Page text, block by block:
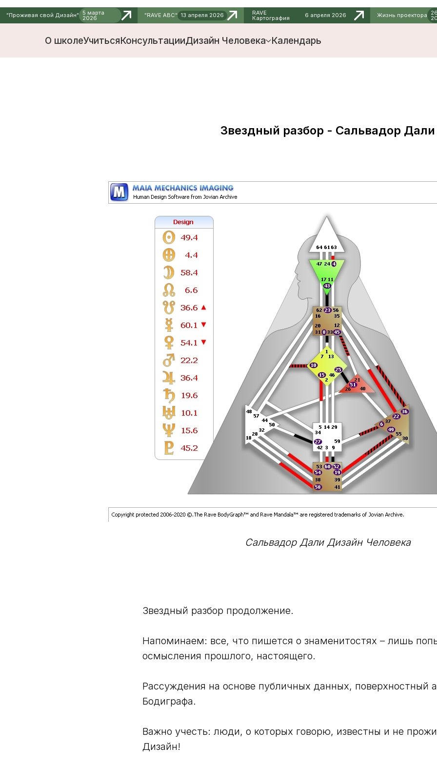
"Проживая свой Дизайн" 5 марта
2026 "RAVE ABC" 13 апреля 2026 RAVE
Картография 6 апреля 2026 Жизнь проектора 2026
ПСД с 26 января 2026, АВС с 23 марта 2026, Встреча поддержки 18 декабря
О школеУчитьсяКонсультацииДизайн Человека Календарь
Звездный разбор - Сальвадор Дали
Сальвадор Дали Дизайн Человека
Звездный разбор продолжение.
Напоминаем: все, что пишется о знаменитостях – лишь
осмысления прошлого, настоящего.
Рассуждения на основе публичных данных, поверхностный
Бодиграфа.
Важно учесть: люди, о которых говорю, известны и не
Дизайн!